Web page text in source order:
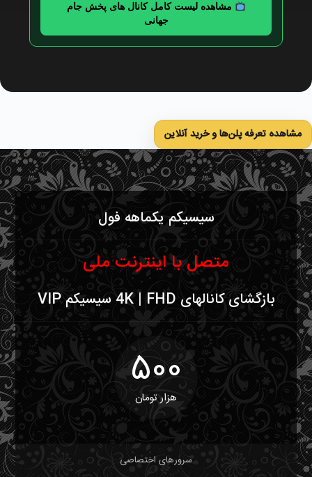
مشاهده لیست کامل کانال های پخش جام
جهانی
مشاهده تعرفه پلن‌ها و خرید آنلاین
سیسیکم یکماهه فول
متصل با اینترنت ملی
بازگشای کانالهای 4K | FHD سیسیکم VIP
500
هزار تومان
سرورهای اختصاصی